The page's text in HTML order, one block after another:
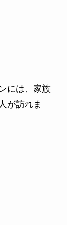
には、家族
が訪れま